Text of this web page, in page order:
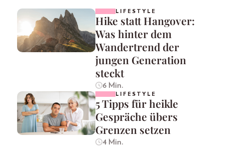
LIFESTYLE
Hike statt Hangover:
Was hinter dem
Wandertrend der
jungen Generation
steckt
6 Min.
LIFESTYLE
5 Tipps für heikle
Gespräche übers
Grenzen setzen
4 Min.